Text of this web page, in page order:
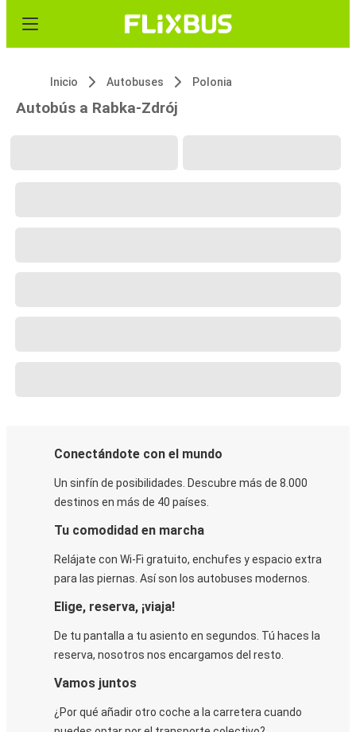
Inicio Autobuses Polonia
Autobús a Rabka-Zdrój
Conectándote con el mundo
Un sinfín de posibilidades. Descubre más de 8.000
destinos en más de 40 países.
Tu comodidad en marcha
Relájate con Wi-Fi gratuito, enchufes y espacio extra
para las piernas. Así son los autobuses modernos.
Elige, reserva, ¡viaja!
De tu pantalla a tu asiento en segundos. Tú haces la
reserva, nosotros nos encargamos del resto.
Vamos juntos
¿Por qué añadir otro coche a la carretera cuando